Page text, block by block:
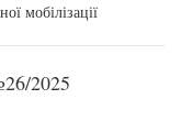
мобілізації
2025